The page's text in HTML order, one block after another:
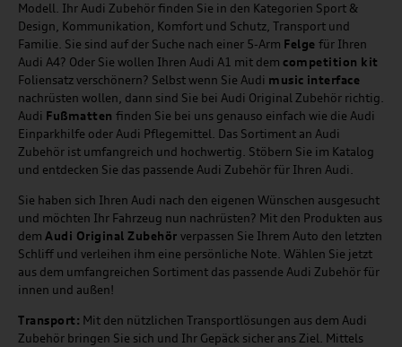
Modell. Ihr Audi Zubehör finden Sie in den Kategorien Sport &
Design, Kommunikation, Komfort und Schutz, Transport und
Familie. Sie sind auf der Suche nach einer 5-Arm Felge für Ihren
Audi A4? Oder Sie wollen Ihren Audi A1 mit dem competition kit
Foliensatz verschönern? Selbst wenn Sie Audi music interface
nachrüsten wollen, dann sind Sie bei Audi Original Zubehör richtig.
Audi Fußmatten finden Sie bei uns genauso einfach wie die Audi
Einparkhilfe oder Audi Pflegemittel. Das Sortiment an Audi
Zubehör ist umfangreich und hochwertig. Stöbern Sie im Katalog
und entdecken Sie das passende Audi Zubehör für Ihren Audi.
Sie haben sich Ihren Audi nach den eigenen Wünschen ausgesucht
und möchten Ihr Fahrzeug nun nachrüsten? Mit den Produkten aus
dem Audi Original Zubehör verpassen Sie Ihrem Auto den letzten
Schliff und verleihen ihm eine persönliche Note. Wählen Sie jetzt
aus dem umfangreichen Sortiment das passende Audi Zubehör für
innen und außen!
Transport: Mit den nützlichen Transportlösungen aus dem Audi
Zubehör bringen Sie sich und Ihr Gepäck sicher ans Ziel. Mittels